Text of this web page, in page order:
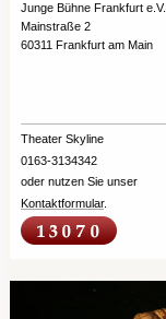
Junge Bühne Frankfurt e.V.
Mainstraße 2
60311 Frankfurt am Main
Theater Skyline
0163-3134342
oder nutzen Sie unser
Kontaktformular.